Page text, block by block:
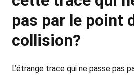
pas par le point
collision?
L’étrange trace qui ne passe pas